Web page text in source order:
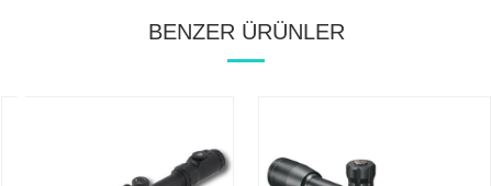
BENZER ÜRÜNLER